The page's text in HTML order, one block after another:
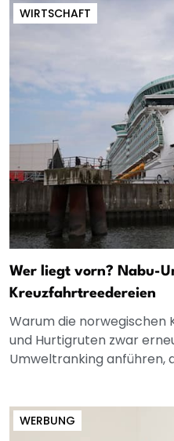
WIRTSCHAFT
Wer liegt vorn? Nabu-
Kreuzfahrtreedereien
Warum die norwegischen
und Hurtigruten zwar
Umweltranking anführen,
WERBUNG